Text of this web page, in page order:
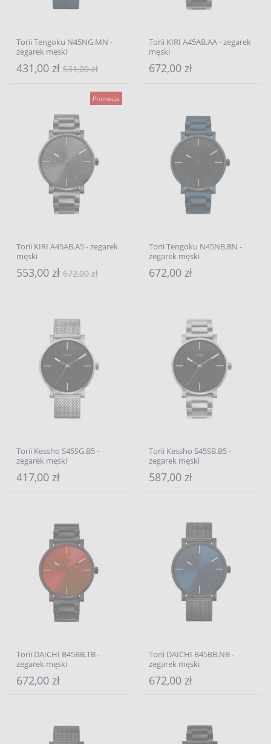
Torii Tengoku N45NG.MN -
zegarek męski
431,00 zł 531,00 zł
Torii KIRI A45AB.AA - zegarek
męski
672,00 zł
Promocja
Torii KIRI A45AB.A5 - zegarek
męski
553,00 zł 672,00 zł
Torii Tengoku N45NB.BN -
zegarek męski
672,00 zł
Torii Kessho S45SG.B5 -
zegarek męski
417,00 zł
Torii Kessho S45SB.B5 -
zegarek męski
587,00 zł
Torii DAICHI B45BB.TB -
zegarek męski
672,00 zł
Torii DAICHI B45BB.NB -
zegarek męski
672,00 zł